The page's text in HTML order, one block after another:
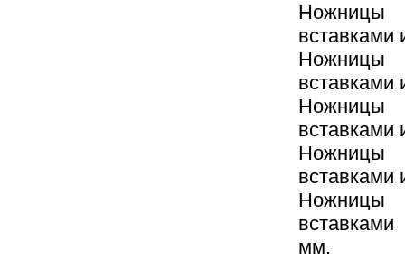
Ножницы
вставками
Ножницы
вставками
Ножницы
вставками
Ножницы
вставками
Ножницы
мм.